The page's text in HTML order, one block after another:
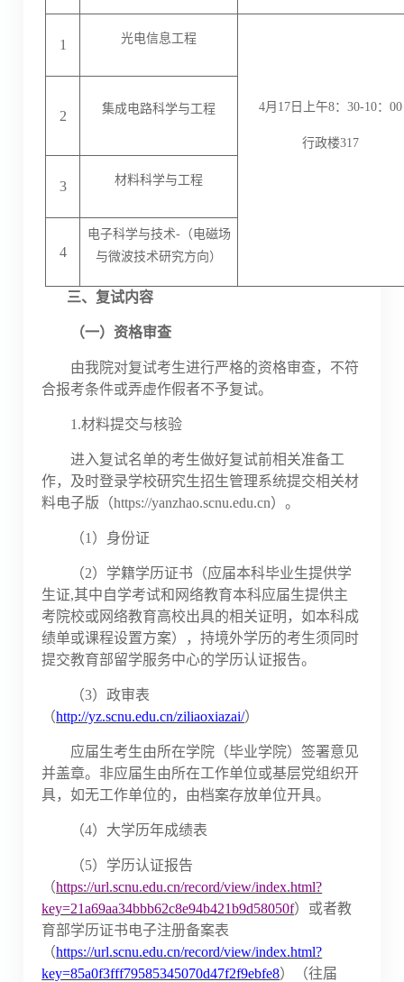
1 光电信息工程
4月 17日上午8： 30-10： 00
行政楼317
2 集成电路科学与工程
3 材料科学与工程
4
电子科学与技术-（电磁场
与微波技术研究方向）
三、 复试内容
（一）资格审查
由我院对复试考生进行严格的资格审查，不符
合报考条件或弄虚作假者不予复试。
1.材料提交与核验
进入复试名单的考生做好复试前相关准备工
作，及时登录学校研究生招生管理系统提交相关材
料电子版（https://yanzhao.scnu.edu.cn）。
（1）身份证
（2）学籍学历证书（应届本科毕业生提供学
生证,其中自学考试和网络教育本科应届生提供主
考院校或网络教育高校出具的相关证明，如本科成
绩单或课程设置方案），持境外学历的考生须同时
提交教育部留学服务中心的学历认证报告。
（3）政审表
（http://yz.scnu.edu.cn/ziliaoxiazai/）
应届生考生由所在学院（毕业学院）签署意见
并盖章。非应届生由所在工作单位或基层党组织开
具，如无工作单位的，由档案存放单位开具。
（4）大学历年成绩表
（5）学历认证报告
（https://url.scnu.edu.cn/record/view/index.html?
key=21a69aa34bbb62c8e94b421b9d58050f）或者教
育部学历证书电子注册备案表
（https://url.scnu.edu.cn/record/view/index.html?
key=85a0f3fff79585345070d47f2f9ebfe8）（往届